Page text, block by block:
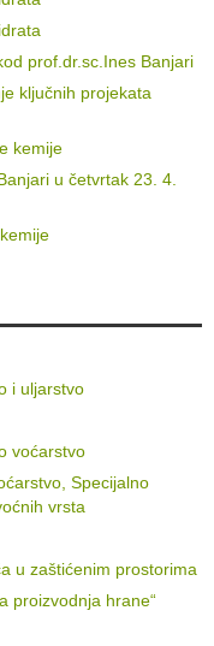
prof.dr.sc.Ines Banjari
ključnih projekata
kemije
u četvrtak 23. 4.
i uljarstvo
voćarstvo
Specijalno
vrsta
u zaštićenim prostorima
proizvodnja hrane“